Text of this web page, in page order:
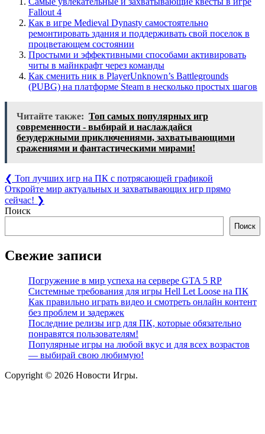
Fallout 4
Как в игре Medieval Dynasty самостоятельно
ремонтировать здания и поддерживать свой поселок в
процветающем состоянии
Простыми и эффективными способами активировать
читы в майнкрафт через команды
Как сменить ник в PlayerUnknown’s Battlegrounds
(PUBG) на платформе Steam в несколько простых шагов
Читайте также: Топ самых популярных игр
современности - выбирай и наслаждайся
безудержными приключениями, захватывающими
сражениями и фантастическими мирами!
Навигация
по
записям
❮ Previous
Post:
Топ лучших игр на ПК с потрясающей графикой
Next
Post:
Откройте мир актуальных и захватывающих игр прямо
сейчас! ❯
Поиск
Поиск
Свежие записи
Погружение в мир успеха на сервере GTA 5 RP
Системные требования для игры Hell Let Loose на ПК
Как правильно играть видео и смотреть онлайн контент
без проблем и задержек
Последние релизы игр для ПК, которые обязательно
понравятся пользователям!
Популярные игры на любой вкус и для всех возрастов
— выбирай свою любимую!
Copyright © 2026 Новости Игры.